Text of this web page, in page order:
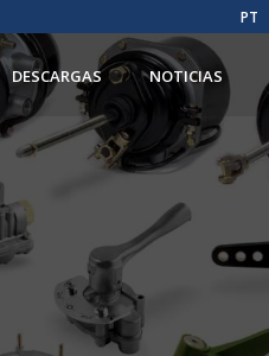
PT
DESCARGAS NOTICIAS